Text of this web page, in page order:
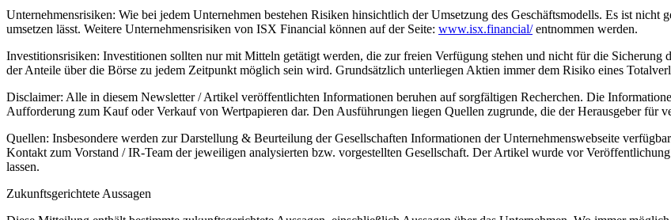
Unternehmensrisiken: Wie bei jedem Unternehmen bestehen Risiken hinsichtlich der Umsetzung des Geschäftsmodells. Es ist nicht
umsetzen lässt. Weitere Unternehmensrisiken von ISX Financial können auf der Seite: www.isx.financial/entnommen werden.
Investitionsrisiken: Investitionen sollten nur mit Mitteln getätigt werden, die zur freien Verfügung stehen und nicht für die Sicherung
der Anteile über die Börse zu jedem Zeitpunkt möglich sein wird. Grundsätzlich unterliegen Aktien immer dem Risiko eines
Disclaimer: Alle in diesem Newsletter / Artikel veröffentlichten Informationen beruhen auf sorgfältigen Recherchen. Die
Aufforderung zum Kauf oder Verkauf von Wertpapieren dar. Den Ausführungen liegen Quellen zugrunde, die der Herausgeber für
Quellen: Insbesondere werden zur Darstellung & Beurteilung der Gesellschaften Informationen der Unternehmenswebseite
Kontakt zum Vorstand / IR-Team der jeweiligen analysierten bzw. vorgestellten Gesellschaft. Der Artikel wurde vor
lassen.
Zukunftsgerichtete Aussagen